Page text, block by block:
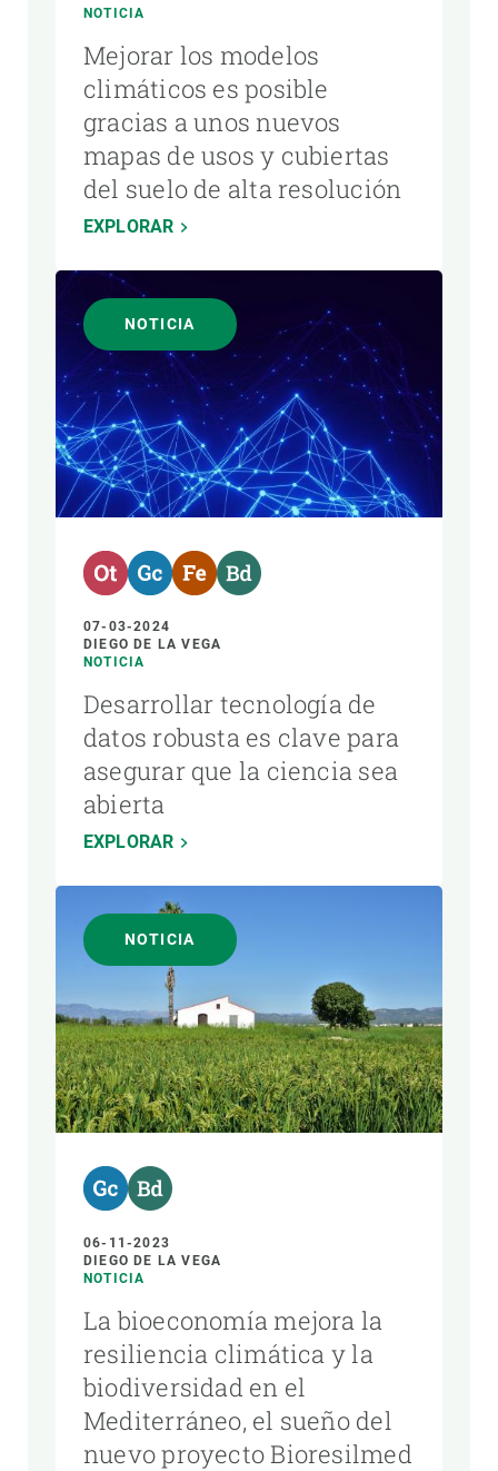
NOTICIA
Mejorar los modelos
climáticos es posible
gracias a unos nuevos
mapas de usos y cubiertas
del suelo de alta resolución
EXPLORAR
NOTICIA
07-03-2024
DIEGO DE LA VEGA
NOTICIA
Desarrollar tecnología de
datos robusta es clave para
asegurar que la ciencia sea
abierta
EXPLORAR
NOTICIA
06-11-2023
DIEGO DE LA VEGA
NOTICIA
La bioeconomía mejora la
resiliencia climática y la
biodiversidad en el
Mediterráneo, el sueño del
nuevo proyecto Bioresilmed